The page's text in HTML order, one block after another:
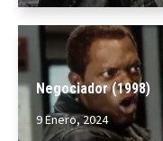
Negociador (1998)
9 Enero, 2024